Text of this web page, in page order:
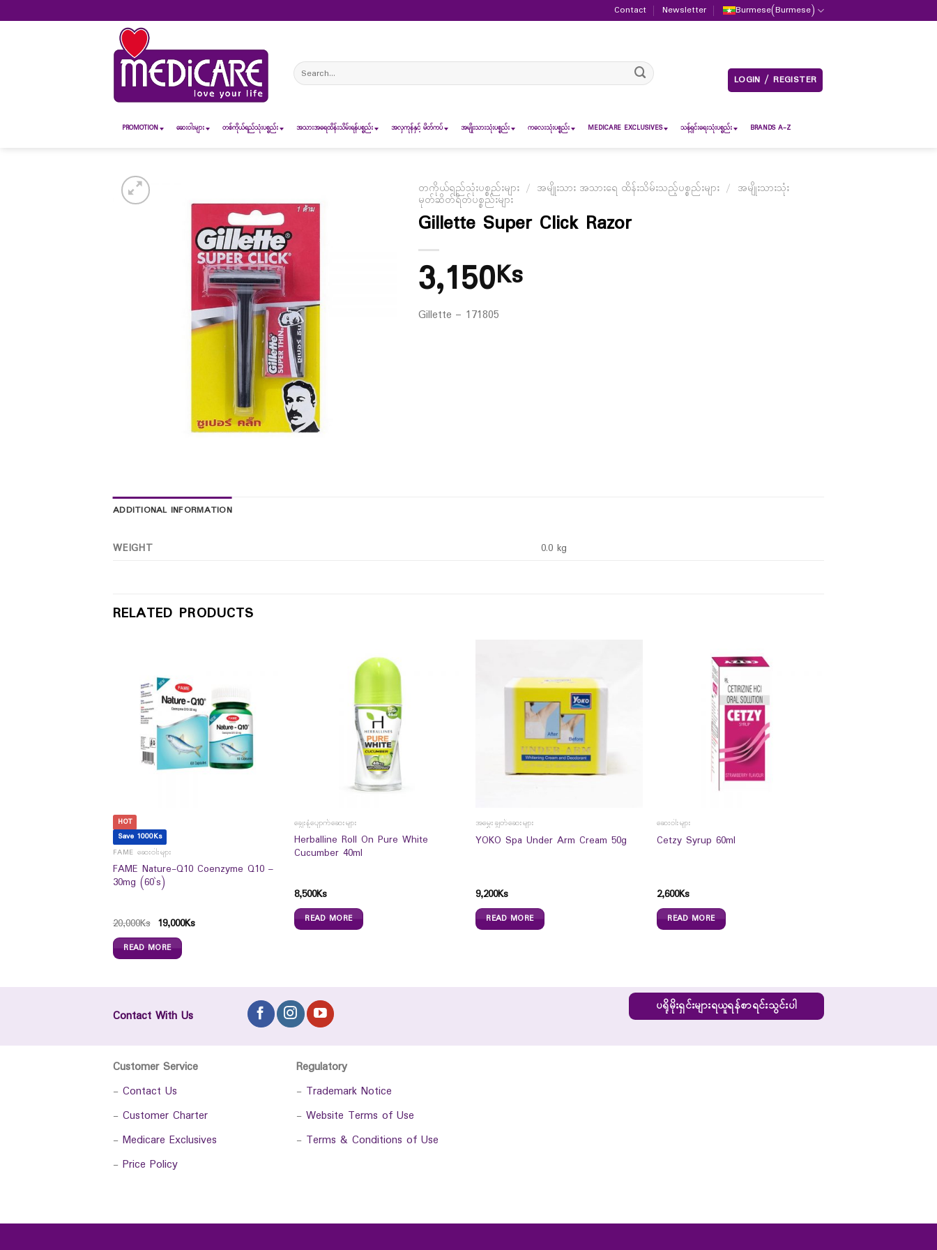
to
Contact Newsletter Burmese(Burmese)
Search
for:
LOGIN / REGISTER
PROMOTION ဆေး၀ါးများ တစ်ကိုယ်ရည်သုံးပစ္စည်း အသားအရေထိန်းသိမ်းရန်ပစ္စည်း အလှကုန်နှင့် မိတ်ကပ် အမျိုးသားသုံးပစ္စည်း ကလေးသုံးပစ္စည်း MEDICARE EXCLUSIVES သန့်ရှင်းရေးသုံးပစ္စည်း BRANDS A-Z
တကိုယ်ရည်သုံးပစ္စည်းများ / အမျိုးသား အသားရေ ထိန်းသိမ်းသည့်ပစ္စည်းများ / အမျိုးသားသုံး
မုတ်ဆိတ်ရိတ်ပစ္စည်းများ
Gillette Super Click Razor
3,150Ks
Gillette – 171805
ADDITIONAL INFORMATION
WEIGHT 0.0 kg
RELATED PRODUCTS
HOT
Save 1000Ks
FAME ဆေးဝါးများ
FAME Nature-Q10 Coenzyme Q10 –
30mg (60`s)
20,000Ks 19,000Ks
READ MORE
ချွေးနံ့ပျောက်ဆေးများ
Herballine Roll On Pure White
Cucumber 40ml
8,500Ks
READ MORE
အမွှေးချွတ်ဆေးများ
YOKO Spa Under Arm Cream 50g
9,200Ks
READ MORE
ဆေးဝါးများ
Cetzy Syrup 60ml
2,600Ks
READ MORE
Contact With Us
ပရိုမိုးရှင်းများရယူရန်စာရင်းသွင်းပါ
Customer Service
- Contact Us
- Customer Charter
- Medicare Exclusives
- Price Policy
Regulatory
- Trademark Notice
- Website Terms of Use
- Terms & Conditions of Use